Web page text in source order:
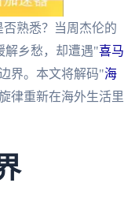
熟悉？当周杰伦的
解乡愁，却遭遇"喜马
界。本文将解码"海
律重新在海外生活里